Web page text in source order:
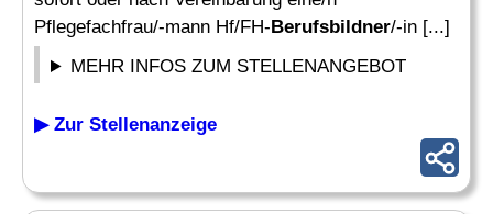
Pflegefachfrau/-mann Hf/FH-Berufsbildner/-in [...]
MEHR INFOS ZUM STELLENANGEBOT
▶ Zur Stellenanzeige